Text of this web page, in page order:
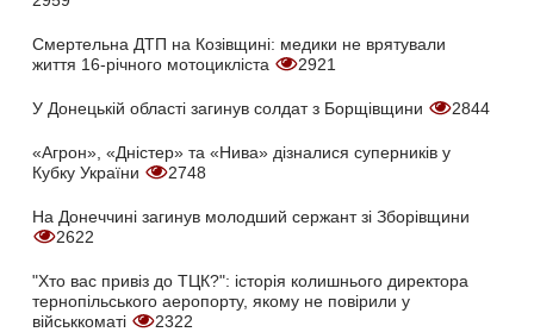
Смертельна ДТП на Козівщині: медики не врятували
життя 16-річного мотоцикліста
2921
У Донецькій області загинув солдат з Борщівщини 2844
«Агрон», «Дністер» та «Нива» дізналися суперників у
Кубку України
2748
На Донеччині загинув молодший сержант зі Зборівщини
2622
"Хто вас привіз до ТЦК?": історія колишнього директора
тернопільського аеропорту, якому не повірили у
військкоматі
2322